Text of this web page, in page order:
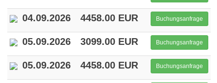
04.09.2026 4458.00 EUR Buchungsanfrage
05.09.2026 3099.00 EUR Buchungsanfrage
05.09.2026 4458.00 EUR Buchungsanfrage